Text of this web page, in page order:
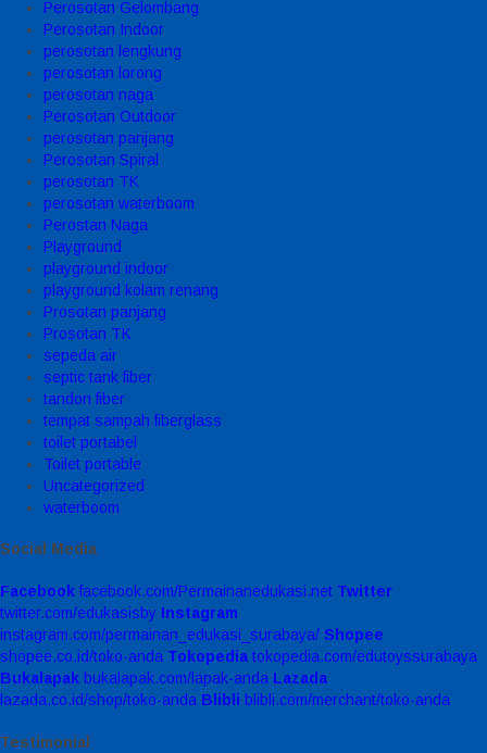
Perosotan Gelombang
Perosotan Indoor
perosotan lengkung
perosotan lorong
perosotan naga
Perosotan Outdoor
perosotan panjang
Perosotan Spiral
perosotan TK
perosotan waterboom
Perostan Naga
Playground
playground indoor
playground kolam renang
Prosotan panjang
Prosotan TK
sepeda air
septic tank fiber
tandon fiber
tempat sampah fiberglass
toilet portabel
Toilet portable
Uncategorized
waterboom
Social Media
Facebook facebook.com/Permainanedukasi.net Twitter
twitter.com/edukasisby Instagram
instagram.com/permainan_edukasi_surabaya/ Shopee
shopee.co.id/toko-anda Tokopedia tokopedia.com/edutoyssurabaya
Bukalapak bukalapak.com/lapak-anda Lazada
lazada.co.id/shop/toko-anda Blibli blibli.com/merchant/toko-anda
Testimonial